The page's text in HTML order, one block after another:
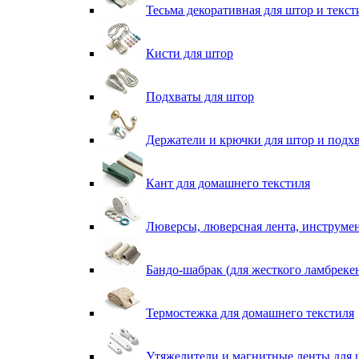
Тесьма декоративная для штор и
Кисти для штор
Подхваты для штор
Держатели и крючки для штор и
Кант для домашнего текстиля
Люверсы, люверсная лента,
Бандо-шабрак (для жесткого
Термостежка для домашнего текстиля
Утяжелители и магнитные ленты для